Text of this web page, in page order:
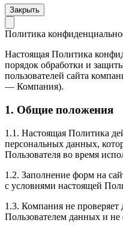
Закрыть
Политика
Настоящая Политика
порядок обработки и
пользователей сайта
— Компания).
1. Общие положения
1.1. Настоящая Политика
персональных данных,
Пользователя во время
1.2. Заполнение форм на
с условиями настоящей
1.3. Компания не проверяет
Пользователем данных и не